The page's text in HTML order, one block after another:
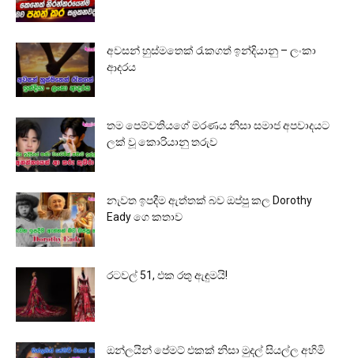
අවසන් හුස්මතෙක් රැකගත් ඉන්දියානු – ලංකා
ආදරය
තම පෙම්වතියගේ මරණය නිසා සමාජ අපවාදයට
ලක් වූ කොරියානු තරුව
නැවත ඉපදීම ඇත්තක් බව ඔප්පු කල Dorothy
Eady ගෙ කතාව
රටවල් 51, එක රතු ඇඳුමයි!
ඔන්ලයින් පේමට් එකක් නිසා මුදල් සියල්ල අහිමි